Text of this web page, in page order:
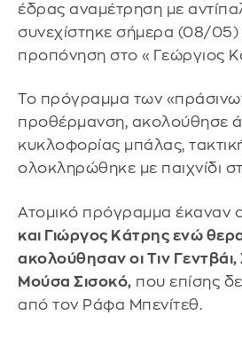
έδρας αναμέτρηση με
συνεχίστηκε σήμερα (08/05)
προπόνηση στο «Γεώργιος
Το πρόγραμμα των
προθέρμανση, ακολούθησε
κυκλοφορίας μπάλας,
ολοκληρώθηκε με παιχνίδι
Ατομικό πρόγραμμα έκαναν
και Γιώργος Κάτρης ενώ
ακολούθησαν οι Τιν Γεντβάι,
Μούσα Σισοκό, που επίσης
από τον Ράφα Μπενίτεθ.